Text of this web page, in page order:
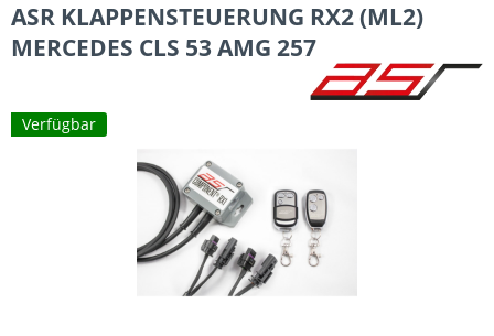
ASR KLAPPENSTEUERUNG RX2 (ML2)
MERCEDES CLS 53 AMG 257
Verfügbar